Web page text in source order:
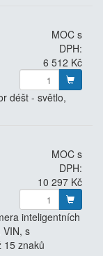
MOC s
DPH:
6 512 Kč
déšt - světlo,
MOC s
DPH:
10 297 Kč
inteligentních
VIN, s
15 znaků